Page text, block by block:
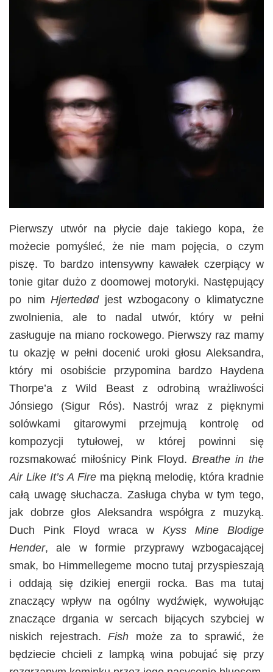
Pierwszy utwór na płycie daje takiego kopa, że
możecie pomyśleć, że nie mam pojęcia, o czym
piszę. To bardzo intensywny kawałek czerpiący w
tonie gitar dużo z doomowej motoryki. Następujący
po nimHjertedødjest wzbogacony o klimatyczne
zwolnienia, ale to nadal utwór, który w pełni
zasługuje na miano rockowego. Pierwszy raz mamy
tu okazję w pełni docenić uroki głosu Aleksandra,
który mi osobiście przypomina bardzo Haydena
Thorpe’a z Wild Beast z odrobiną wrażliwości
Jónsiego (Sigur Rós). Nastrój wraz z pięknymi
solówkami gitarowymi przejmują kontrolę od
kompozycji tytułowej, w której powinni się
rozsmakować miłośnicy Pink Floyd. Breathe in the
Air Like It’s A Fire ma piękną melodię, która kradnie
całą uwagę słuchacza. Zasługa chyba w tym tego,
jak dobrze głos Aleksandra współgra z muzyką.
Duch Pink Floyd wraca w Kyss Mine Blodige
Hender, ale w formie przyprawy wzbogacającej
smak, bo Himmellegeme mocno tutaj przyspieszają
i oddają się dzikiej energii rocka. Bas ma tutaj
znaczący wpływ na ogólny wydźwięk, wywołując
znaczące drgania w sercach bijących szybciej w
niskich rejestrach.Fish może za to sprawić, że
będziecie chcieli z lampką wina pobujać się przy